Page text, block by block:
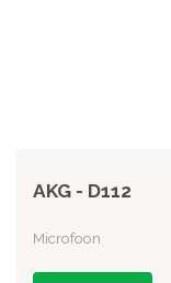
AKG - D112
Microfoon